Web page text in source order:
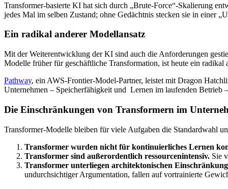
Transformer-basierte KI hat sich durch „Brute-Force“-Skalierung
jedes Mal im selben Zustand; ohne Gedächtnis stecken sie in einer
Ein radikal anderer Modellansatz
Mit der Weiterentwicklung der KI sind auch die Anforderungen
Modelle früher für geschäftliche Transformation, ist heute ein radikal
Pathway, ein AWS-Frontier-Model-Partner, leistet mit Dragon
Unternehmen – Speicherfähigkeit und Lernen im laufenden Betrieb
Die Einschränkungen von Transformern im
Transformer-Modelle bleiben für viele Aufgaben die Standardwahl
Transformer wurden nicht für kontinuierliches Lernen
Transformer sind außerordentlich ressourcenintensiv. Sie
Transformer unterliegen architektonischen
undurchsichtiger Argumentation, fallen auf vortrainierte